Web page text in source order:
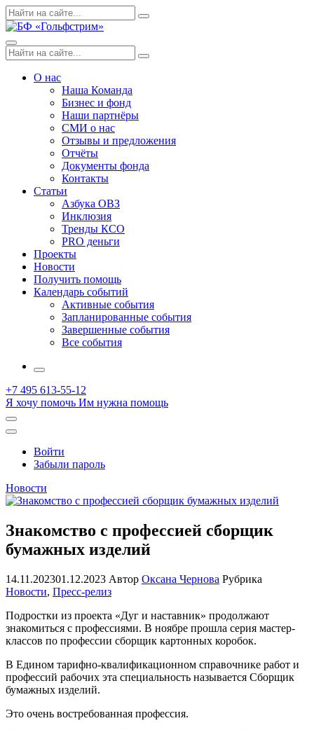
Skip
to
Поиск
по:
Search
Menu
Поиск
по:
Search
О нас
Наша Команда
Бизнес и фонд
Наши партнёры
СМИ о нас
Отзывы и предложения
Отчёты
Документы фонда
Контакты
Статьи
Азбука ОВЗ
Инклюзия
Тренды КСО
PRO деньги
Проекты
Новости
Получить помощь
Календарь событий
Активные события
Запланированные события
Завершенные события
Все события
More
+7 495 613-55-12
Я хочу помочь Им нужна помощь
Открыть
поиск
Профиль
Войти
Забыли пароль
Новости
Знакомство с профессией сборщик
бумажных изделий
14.11.202301.12.2023 Автор Оксана Чернова Рубрика
Новости, Пресс-релиз
Подростки из проекта «Дуг и наставник» продолжают
знакомиться с профессиями. В ноябре прошла серия мастер-
классов по профессии сборщик картонных коробок.
В Едином тарифно-квалификационном справочнике работ и
профессий рабочих эта специальность называется Сборщик
бумажных изделий.
Это очень востребованная профессия.